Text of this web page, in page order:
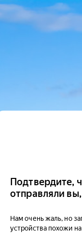
Подтвердите,
отправляли
Нам очень жаль, но
устройства похожи